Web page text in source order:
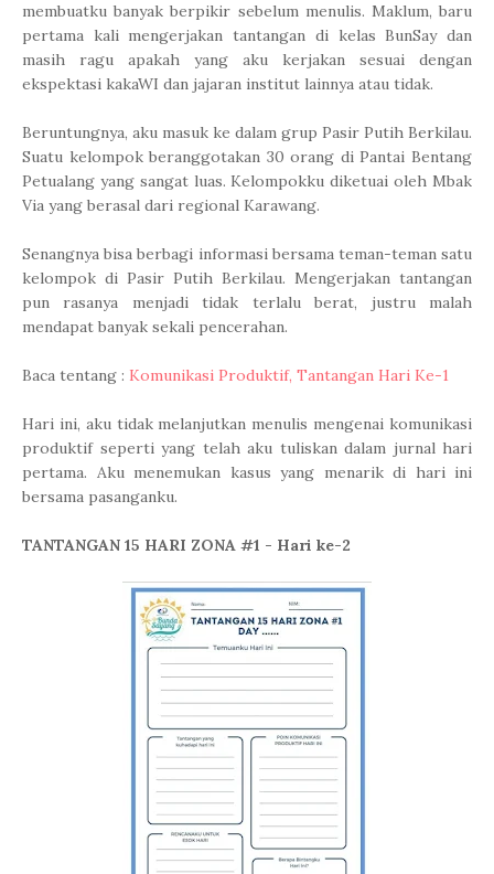
membuatku banyak berpikir sebelum menulis. Maklum, baru
pertama kali mengerjakan tantangan di kelas BunSay dan
masih ragu apakah yang aku kerjakan sesuai dengan
ekspektasi kakaWI dan jajaran institut lainnya atau tidak.
Beruntungnya, aku masuk ke dalam grup Pasir Putih Berkilau.
Suatu kelompok beranggotakan 30 orang di Pantai Bentang
Petualang yang sangat luas. Kelompokku diketuai oleh Mbak
Via yang berasal dari regional Karawang.
Senangnya bisa berbagi informasi bersama teman-teman satu
kelompok di Pasir Putih Berkilau. Mengerjakan tantangan
pun rasanya menjadi tidak terlalu berat, justru malah
mendapat banyak sekali pencerahan.
Baca tentang : Komunikasi Produktif, Tantangan Hari Ke-1
Hari ini, aku tidak melanjutkan menulis mengenai komunikasi
produktif seperti yang telah aku tuliskan dalam jurnal hari
pertama. Aku menemukan kasus yang menarik di hari ini
bersama pasanganku.
TANTANGAN 15 HARI ZONA #1 - Hari ke-2